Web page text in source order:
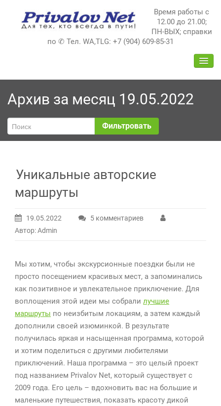
содержимому
Время работы с
12.00 до 21.00;
ПН-ВЫХ; справки
по ✆ Тел. WA,TLG: +7 (904) 609-85-31
Архив за месяц 19.05.2022
Фильтровать
Уникальные авторские
маршруты
19.05.2022 5 комментариевк
маршруты
Автор: Admin
Мы хотим, чтобы экскурсионные поездки были не
просто посещением красивых мест, а запоминались
как позитивное и увлекательное приключение. Для
воплощения этой идеи мы собрали лучшие
маршруты по неизбитым локациям, а затем каждый
дополнили своей изюминкой. В результате
получилась яркая и насыщенная программа, которой
и хотим поделиться с другими любителями
приключений. Наша программа – это целый проект
под названием Privalov Net, который существует с
2009 года. Его цель – вдохновить вас на большие и
маленькие путешествия, показать красоту дикой